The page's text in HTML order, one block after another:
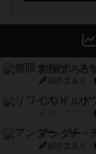
無限まちが
紹介文あり
リワイルド
アンダー・
紹介文あり